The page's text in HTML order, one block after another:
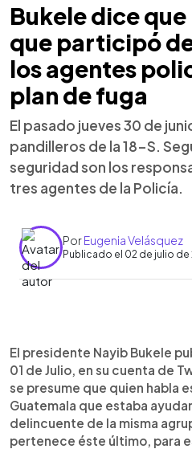
Bukele dice
que participó
los agentes
plan de fuga
El pasado jueves 30 de
pandilleros de la 18-S.
seguridad son los
tres agentes de la Policía.
PorEugenia Velásquez
Publicado el 02 de julio de
► Escuchar artículo
El presidente Nayib Bukele
01 de Julio, en su cuenta de
se presume que quien habla
Guatemala que estaba
delincuente de la misma
pertenece éste último, para